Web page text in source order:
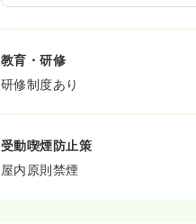
教育・研修
研修制度あり
受動喫煙防止策
屋内原則禁煙